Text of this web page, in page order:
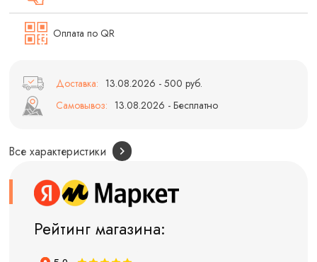
Оплата по QR
Доставка: 13.08.2026 - 500 руб.
Самовывоз: 13.08.2026 - Бесплатно
Все характеристики
Рейтинг магазина: